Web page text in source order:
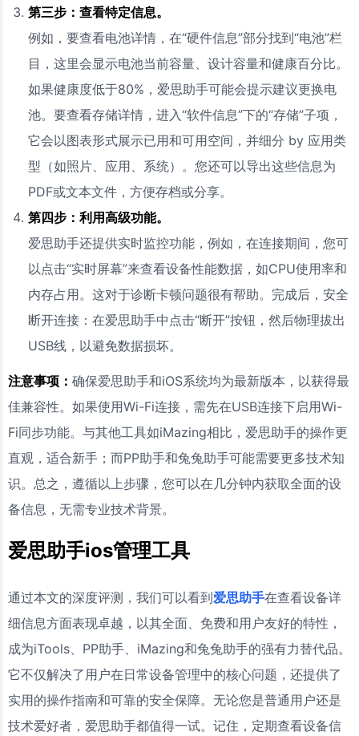
第三步：查看特定信息。
例如，要查看电池详情，在“硬件信息”部分找到“电池”栏
目，这里会显示电池当前容量、设计容量和健康百分比。
如果健康度低于80%，爱思助手可能会提示建议更换电
池。要查看存储详情，进入“软件信息”下的“存储”子项，
它会以图表形式展示已用和可用空间，并细分 by 应用类
型（如照片、应用、系统）。您还可以导出这些信息为
PDF或文本文件，方便存档或分享。
第四步：利用高级功能。
爱思助手还提供实时监控功能，例如，在连接期间，您可
以点击“实时屏幕”来查看设备性能数据，如CPU使用率和
内存占用。这对于诊断卡顿问题很有帮助。完成后，安全
断开连接：在爱思助手中点击“断开”按钮，然后物理拔出
USB线，以避免数据损坏。
注意事项： 确保爱思助手和iOS系统均为最新版本，以获得最
佳兼容性。如果使用Wi-Fi连接，需先在USB连接下启用Wi-
Fi同步功能。与其他工具如iMazing相比，爱思助手的操作更
直观，适合新手；而PP助手和兔兔助手可能需要更多技术知
识。总之，遵循以上步骤，您可以在几分钟内获取全面的设
备信息，无需专业技术背景。
爱思助手ios管理工具
通过本文的深度评测，我们可以看到爱思助手在查看设备详
细信息方面表现卓越，以其全面、免费和用户友好的特性，
成为iTools、PP助手、iMazing和兔兔助手的强有力替代品。
它不仅解决了用户在日常设备管理中的核心问题，还提供了
实用的操作指南和可靠的安全保障。无论您是普通用户还是
技术爱好者，爱思助手都值得一试。记住，定期查看设备信